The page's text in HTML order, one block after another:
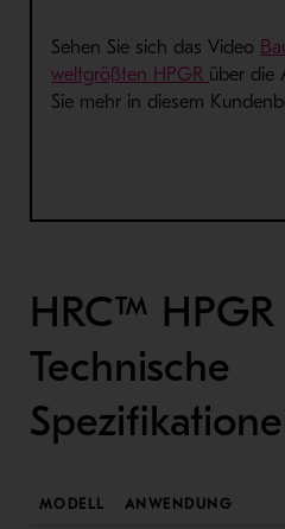
Sehen Sie sich das Video B
weltgrößten HPGR - Öffnet
über die
Sie mehr in diesem
HRC™
Technische
MODELL ANWENDUNG